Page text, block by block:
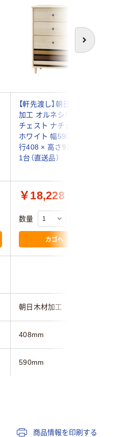
次へ
【軒先渡し】朝日木材
加工 オルネシリーズ
チェスト ナチュラル
ホワイト 幅590 × 奥
行408 × 高さ915mm
1台（直送品）
￥18,228
数量
カゴへ
朝日木材加工
408mm
590mm
商品情報を印刷する